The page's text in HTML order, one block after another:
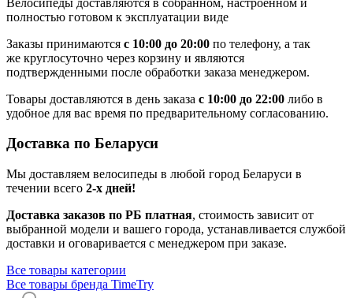
полностью готовом к эксплуатации виде
Заказы принимаются с 10:00 до 20:00 по телефону, а так
же круглосуточно через корзину и являются
подтвержденными после обработки заказа менеджером.
Товары доставляются в день заказа с 10:00 до 22:00 либо в
удобное для вас время по предварительному согласованию.
Доставка по Беларуси
Мы доставляем велосипеды в любой город Беларуси в
течении всего 2-х дней!
Доставка заказов по РБ платная, стоимость зависит от
выбранной модели и вашего города, устанавливается службой
доставки и оговаривается с менеджером при заказе.
Все товары категории
Все товары бренда TimeTry